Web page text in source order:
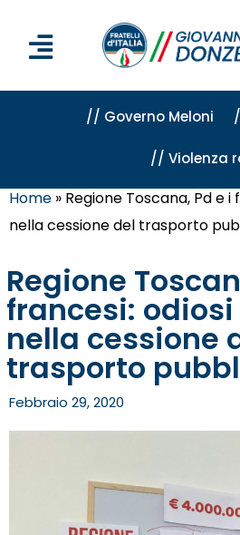
// Governo Meloni
// Violenza
Home » Regione Toscana, Pd e
nella cessione del trasporto
Regione
francesi:
nella cessione
trasporto
Febbraio 29, 2020